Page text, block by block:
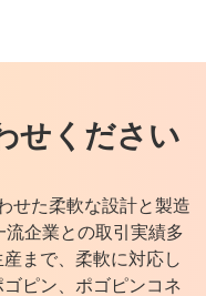
せください
せた柔軟な設計と製造
企業との取引実績多
まで、柔軟に対応し
ピン、ポゴピンコネ